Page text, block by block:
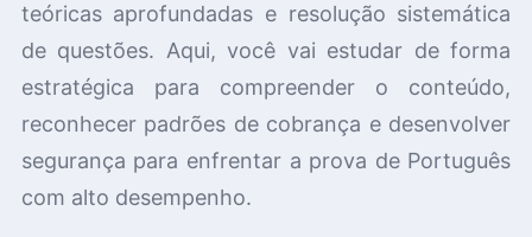
teóricas aprofundadas e resolução sistemática
de questões. Aqui, você vai estudar de forma
estratégica para compreender o conteúdo,
reconhecer padrões de cobrança e desenvolver
segurança para enfrentar a prova de Português
com alto desempenho.